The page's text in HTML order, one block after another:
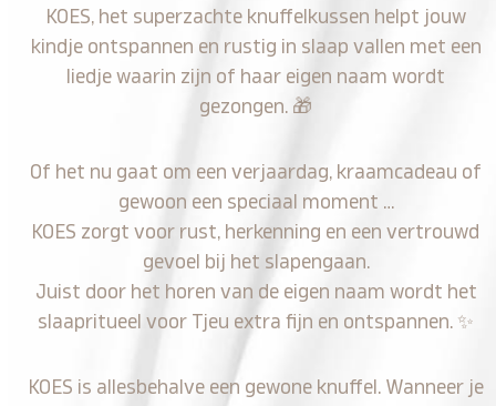
KOES, het superzachte knuffelkussen helpt jouw
kindje ontspannen en rustig in slaap vallen met een
liedje waarin zijn of haar eigen naam wordt
gezongen. 🎁
Of het nu gaat om een verjaardag, kraamcadeau of
gewoon een speciaal moment …
KOES zorgt voor rust, herkenning en een vertrouwd
gevoel bij het slapengaan.
Juist door het horen van de eigen naam wordt het
slaapritueel voor Tjeu extra fijn en ontspannen. ✨
KOES is allesbehalve een gewone knuffel. Wanneer je